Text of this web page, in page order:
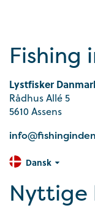
Fishing
Lystfisker
Rådhus Allé 5
5610 Assens
Dansk
Nyttige